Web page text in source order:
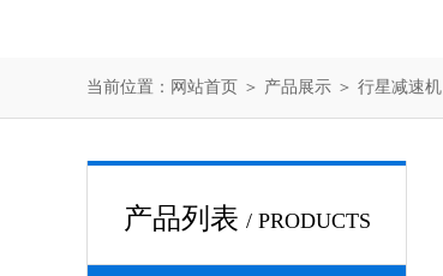
当前位置： 网站首页 ＞ 产品展示 ＞ 行星减速机
产品列表 / PRODUCTS